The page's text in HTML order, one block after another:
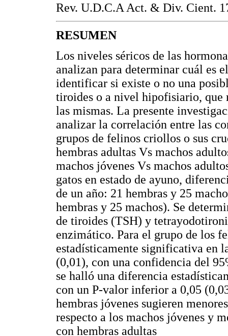
Rev. U.D.C.A Act. & Div. Cient.
RESUMEN
Los niveles séricos de las
analizan para determinar cuál es
identificar si existe o no una
tiroides o a nivel hipofisiario, que
las mismas. La presente
analizar la correlación entre las
grupos de felinos criollos o sus
hembras adultas Vs machos
machos jóvenes Vs machos
gatos en estado de ayuno,
de un año: 21 hembras y 25
hembras y 25 machos). Se
de tiroides (TSH) y
enzimático. Para el grupo de los
estadísticamente significativa en
(0,01), con una confidencia del
se halló una diferencia
con un P-valor inferior a 0,05
hembras jóvenes sugieren
respecto a los machos jóvenes y
con hembras adultas